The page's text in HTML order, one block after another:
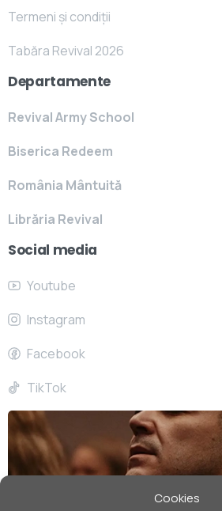
Cookies
Termeni și condiții
Tabăra Revival 2026
Departamente
Revival Army School
Biserica Redeem
România Mântuită
Librăria Revival
Social media
Youtube
Instagram
Facebook
TikTok